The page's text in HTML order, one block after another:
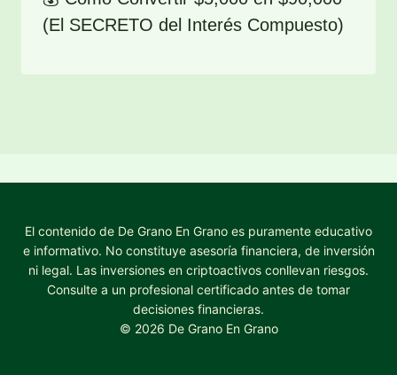
(El SECRETO del Interés Compuesto)
El contenido de De Grano En Grano es puramente educativo
e informativo. No constituye asesoría financiera, de inversión
ni legal. Las inversiones en criptoactivos conllevan riesgos.
Consulte a un profesional certificado antes de tomar
decisiones financieras.
© 2026 De Grano En Grano